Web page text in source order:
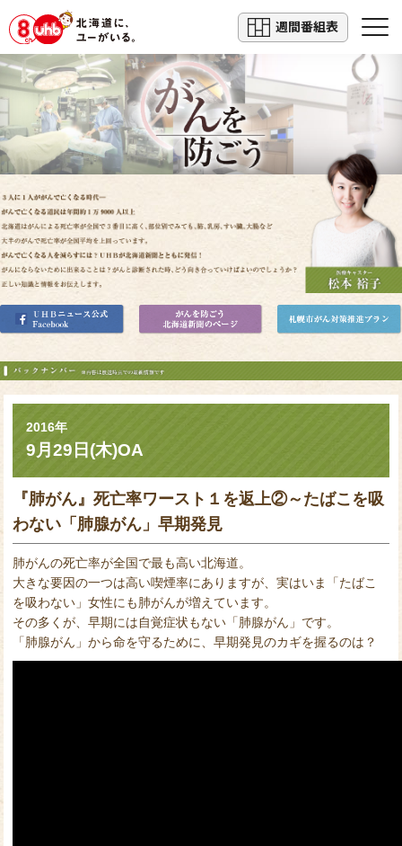
週間番組表
2016年
9月29日(木)OA
『肺がん』死亡率ワースト１を返上②～たばこを吸
わない「肺腺がん」早期発見
肺がんの死亡率が全国で最も高い北海道。
大きな要因の一つは高い喫煙率にありますが、実はいま「たばこ
を吸わない」女性にも肺がんが増えています。
その多くが、早期には自覚症状もない「肺腺がん」です。
「肺腺がん」から命を守るために、早期発見のカギを握るのは？